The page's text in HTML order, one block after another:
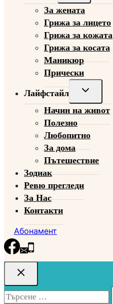
menu
За жената
Грижа за лицето
Грижа за кожата
Грижа за косата
Маникюр
Прически
Лайфстайл
Toggle
child
menu
Начин на живот
Полезно
Любопитно
За дома
Пътешествие
Зодиак
Ревю прегледи
За Нас
Контакти
Абонамент
Търсене